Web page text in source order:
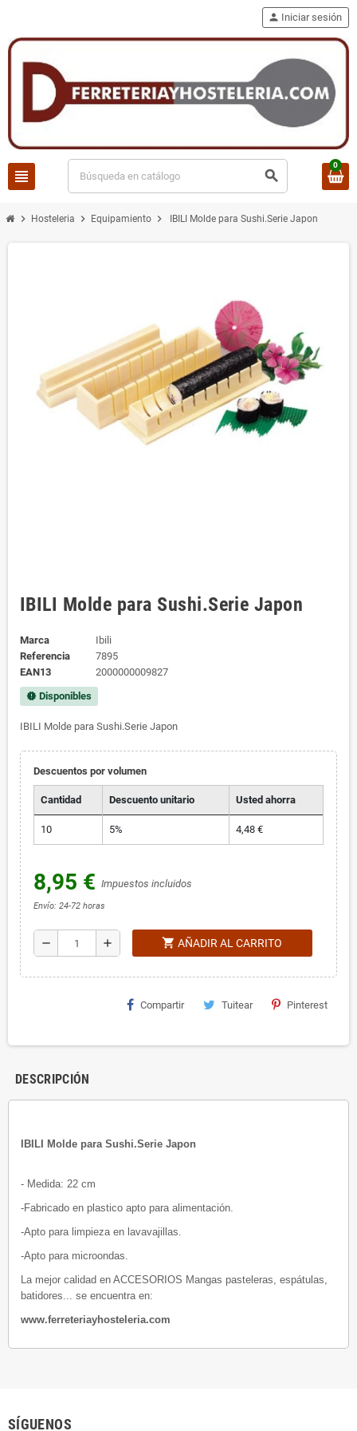
view_headline search
person Iniciar sesión
0
chevron_right Hosteleria chevron_right Equipamiento chevron_right IBILI Molde para Sushi.Serie Japon
IBILI Molde para Sushi.Serie Japon
Marca
Ibili
Referencia
7895
EAN13
2000000009827
new_releases Disponibles
IBILI Molde para Sushi.Serie Japon
Descuentos por volumen
Cantidad Descuento unitario Usted ahorra
10 5% 4,48 €
8,95 € Impuestos incluidos
Envío: 24-72 horas
remove add shopping_cart AÑADIR AL CARRITO
Compartir Tuitear Pinterest
DESCRIPCIÓN
IBILI Molde para Sushi.Serie Japon
- Medida: 22 cm
-Fabricado en plastico apto para alimentación.
-Apto para limpieza en lavavajillas.
-Apto para microondas.
La mejor calidad en ACCESORIOS Mangas pasteleras, espátulas,
batidores... se encuentra en:
www.ferreteriayhosteleria.com
SÍGUENOS